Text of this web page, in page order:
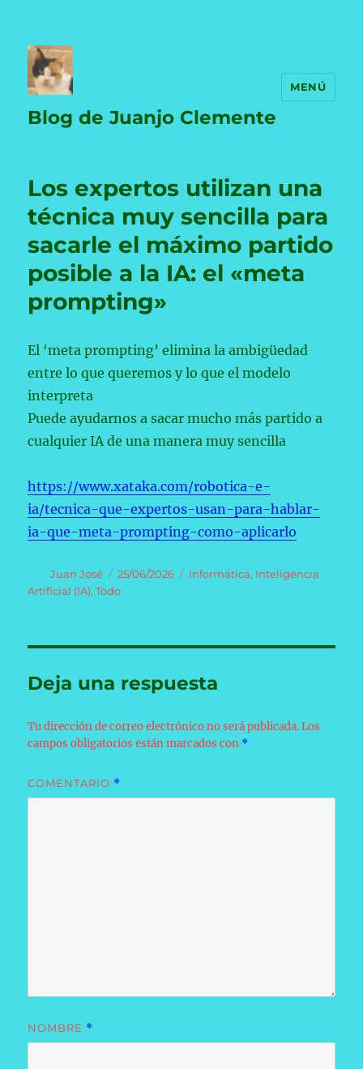
Blog de Juanjo Clemente
MENÚ
Los expertos utilizan una
técnica muy sencilla para
sacarle el máximo partido
posible a la IA: el «meta
prompting»
El ‘meta prompting’ elimina la ambigüedad
entre lo que queremos y lo que el modelo
interpreta
Puede ayudarnos a sacar mucho más partido a
cualquier IA de una manera muy sencilla
https://www.xataka.com/robotica-e-
ia/tecnica-que-expertos-usan-para-hablar-
ia-que-meta-prompting-como-aplicarlo
Autor
Juan José
Publicado
el
25/06/2026 Categorías
Informática, Inteligencia
Artificial (IA),Todo
Deja una respuesta
Tu dirección de correo electrónico no será publicada. Los
campos obligatorios están marcados con *
COMENTARIO *
NOMBRE *